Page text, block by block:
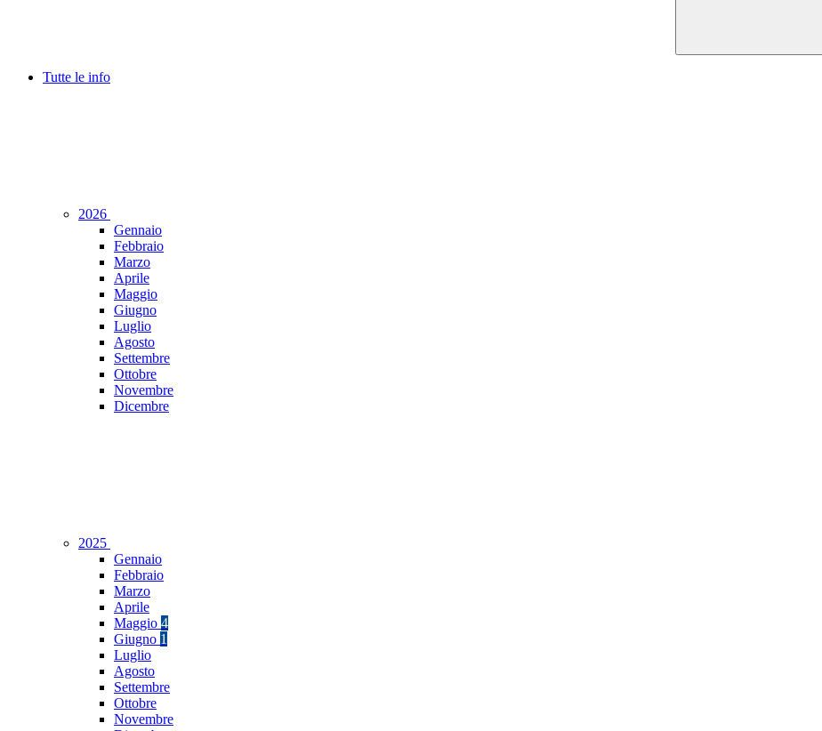
Tutte le info
2026
Gennaio
Febbraio
Marzo
Aprile
Maggio
Giugno
Luglio
Agosto
Settembre
Ottobre
Novembre
Dicembre
2025
Gennaio
Febbraio
Marzo
Aprile
Maggio 4
Giugno 1
Luglio
Agosto
Settembre
Ottobre
Novembre